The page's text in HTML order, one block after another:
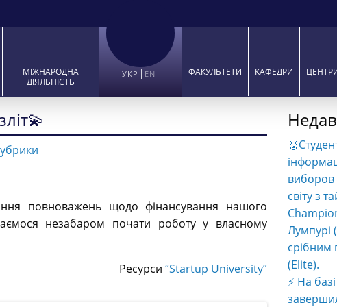
МІЖНАРОДНА
ДІЯЛЬНІСТЬ
УКР EN ФАКУЛЬТЕТИ КАФЕДРИ
повноважень щодо фінансування нашого
незабаром почати роботу у власному
Ресурси “Startup University”
виборов
світу з
Лумпурі
срібним
(Elite).
⚡️ На